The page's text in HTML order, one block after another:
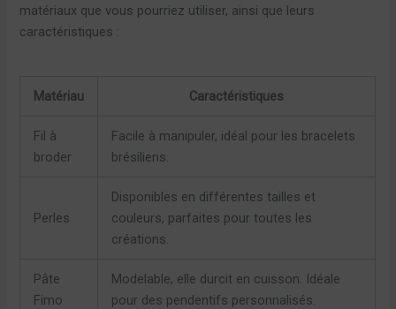
matériaux que vous pourriez utiliser, ainsi que leurs
caractéristiques :
Matériau Caractéristiques
Fil à
broder
Facile à manipuler, idéal pour les bracelets
brésiliens.
Perles
Disponibles en différentes tailles et
couleurs, parfaites pour toutes les
créations.
Pâte
Fimo
Modelable, elle durcit en cuisson. Idéale
pour des pendentifs personnalisés.